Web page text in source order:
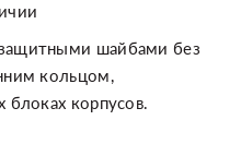
шайбами без
кольцом,
блоках корпусов.